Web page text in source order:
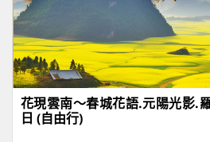
花現雲南～春城花語.元陽光影.
日 (自由行)